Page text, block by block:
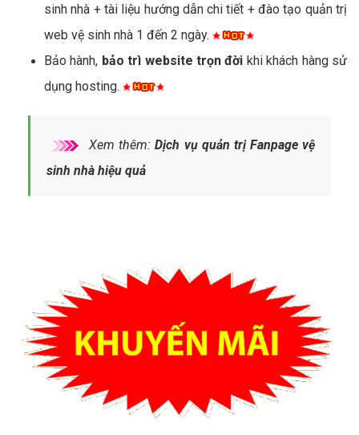
sinh nhà + tài liệu hướng dẫn chi tiết + đào tạo quản trị
web vệ sinh nhà 1 đến 2 ngày.
Bảo hành, bảo trì website trọn đời khi khách hàng sử
dụng hosting.
Xem thêm:Dịch vụ quản trị Fanpage vệ
sinh nhà hiệu quả